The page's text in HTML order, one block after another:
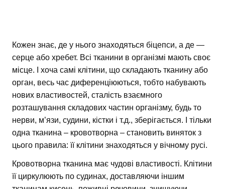
Кожен знає, де у нього знаходяться біцепси, а де —
серце або хребет. Всі тканини в організмі мають своє
місце. І хоча самі клітини, що складають тканину або
орган, весь час диференціюються, тобто набувають
нових властивостей, сталість взаємного
розташування складових частин організму, будь то
нерви, м’язи, судини, кістки і т.д., зберігається. І тільки
одна тканина – кровотворна – становить виняток з
цього правила: її клітини знаходяться у вічному русі.
Кровотворна тканина має чудові властивості. Клітини
її циркулюють по судинах, доставляючи іншим